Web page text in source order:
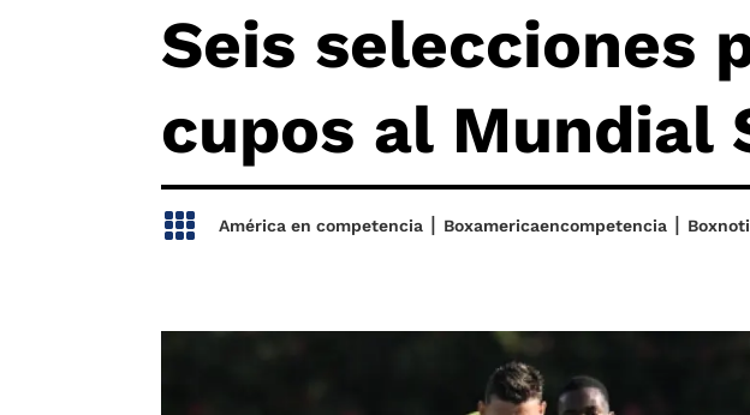
Seis selecciones
cupos al Mundial
 América en competencia| Boxamericaencompetencia|